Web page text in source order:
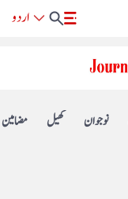
مضامین کھیل نوجوان